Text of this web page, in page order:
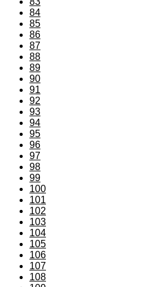
84
85
86
87
88
89
90
91
92
93
94
95
96
97
98
99
100
101
102
103
104
105
106
107
108